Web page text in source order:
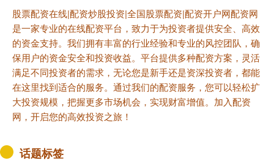
股票配资在线|配资炒股投资|全国股票配资|配资开户网配资网
是一家专业的在线配资平台，致力于为投资者提供安全、高效
的资金支持。我们拥有丰富的行业经验和专业的风控团队，确
保用户的资金安全和投资收益。平台提供多种配资方案，灵活
满足不同投资者的需求，无论您是新手还是资深投资者，都能
在这里找到适合的服务。通过我们的配资服务，您可以轻松扩
大投资规模，把握更多市场机会，实现财富增值。加入配资
网，开启您的高效投资之旅！
话题标签